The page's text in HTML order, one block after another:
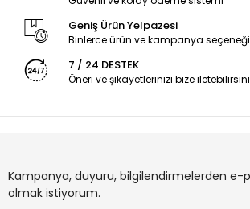
Geniş Ürün Yelpazesi
Binlerce ürün ve kampanya seçeneği
7 / 24 DESTEK
Öneri ve şikayetlerinizi bize
Kampanya, duyuru, bilgilendirmelerden e-
olmak istiyorum.